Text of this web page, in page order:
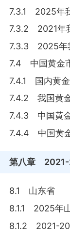
7.3.1 2025年
7.3.2 2021年
7.3.3 2025年
7.4 中国黄金
7.4.1 国内黄
7.4.2 我国黄
7.4.3 中国黄
7.4.4 中国黄
第八章 2021-
8.1 山东省
8.1.1 2025年
8.1.2 2021-